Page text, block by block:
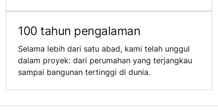
100 tahun pengalaman
Selama lebih dari satu abad, kami telah unggul
dalam proyek: dari perumahan yang terjangkau
sampai bangunan tertinggi di dunia.